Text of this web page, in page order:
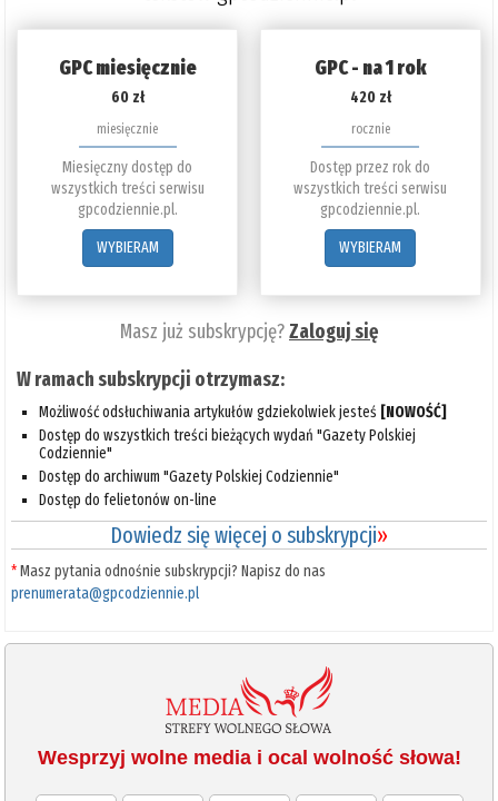
GPC miesięcznie
60 zł
miesięcznie
Miesięczny dostęp do
wszystkich treści serwisu
gpcodziennie.pl.
WYBIERAM
GPC - na 1 rok
420 zł
rocznie
Dostęp przez rok do
wszystkich treści serwisu
gpcodziennie.pl.
WYBIERAM
Masz już subskrypcję?Zaloguj się
W ramach subskrypcji otrzymasz:
Możliwość odsłuchiwania artykułów gdziekolwiek jesteś [NOWOŚĆ]
Dostęp do wszystkich treści bieżących wydań "Gazety Polskiej
Codziennie"
Dostęp do archiwum "Gazety Polskiej Codziennie"
Dostęp do felietonów on-line
Dowiedz się więcej o subskrypcji»
*Masz pytania odnośnie subskrypcji? Napisz do nas
prenumerata@gpcodziennie.pl
Wesprzyj wolne media i ocal wolność słowa!